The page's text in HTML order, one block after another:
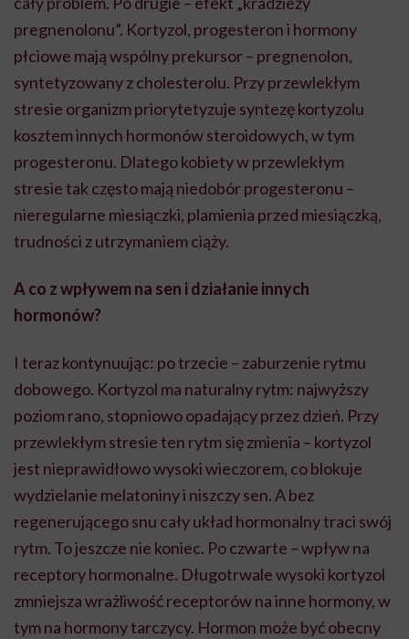
pregnenolonu”. Kortyzol, progesteron i hormony
płciowe mają wspólny prekursor – pregnenolon,
syntetyzowany z cholesterolu. Przy przewlekłym
stresie organizm priorytetyzuje syntezę kortyzolu
kosztem innych hormonów steroidowych, w tym
progesteronu. Dlatego kobiety w przewlekłym
stresie tak często mają niedobór progesteronu –
nieregularne miesiączki, plamienia przed miesiączką,
trudności z utrzymaniem ciąży.
A co z wpływem na sen i działanie innych
hormonów?
I teraz kontynuując: po trzecie – zaburzenie rytmu
dobowego. Kortyzol ma naturalny rytm: najwyższy
poziom rano, stopniowo opadający przez dzień. Przy
przewlekłym stresie ten rytm się zmienia – kortyzol
jest nieprawidłowo wysoki wieczorem, co blokuje
wydzielanie melatoniny i niszczy sen. A bez
regenerującego snu cały układ hormonalny traci swój
rytm. To jeszcze nie koniec. Po czwarte – wpływ na
receptory hormonalne. Długotrwale wysoki kortyzol
zmniejsza wrażliwość receptorów na inne hormony, w
tym na hormony tarczycy. Hormon może być obecny